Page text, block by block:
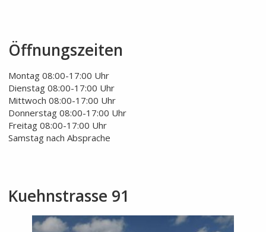
Öffnungszeiten
Montag 08:00-17:00 Uhr
Dienstag 08:00-17:00 Uhr
Mittwoch 08:00-17:00 Uhr
Donnerstag 08:00-17:00 Uhr
Freitag 08:00-17:00 Uhr
Samstag nach Absprache
Kuehnstrasse 91